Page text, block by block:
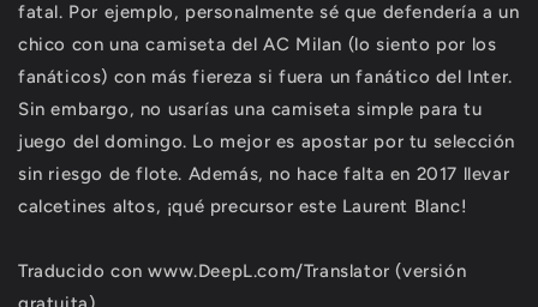
fatal. Por ejemplo, personalmente sé que defendería a un
chico con una camiseta del AC Milan (lo siento por los
fanáticos) con más fiereza si fuera un fanático del Inter.
Sin embargo, no usarías una camiseta simple para tu
juego del domingo. Lo mejor es apostar por tu selección
sin riesgo de flote. Además, no hace falta en 2017 llevar
calcetines altos, ¡qué precursor este Laurent Blanc!
Traducido con www.DeepL.com/Translator (versión